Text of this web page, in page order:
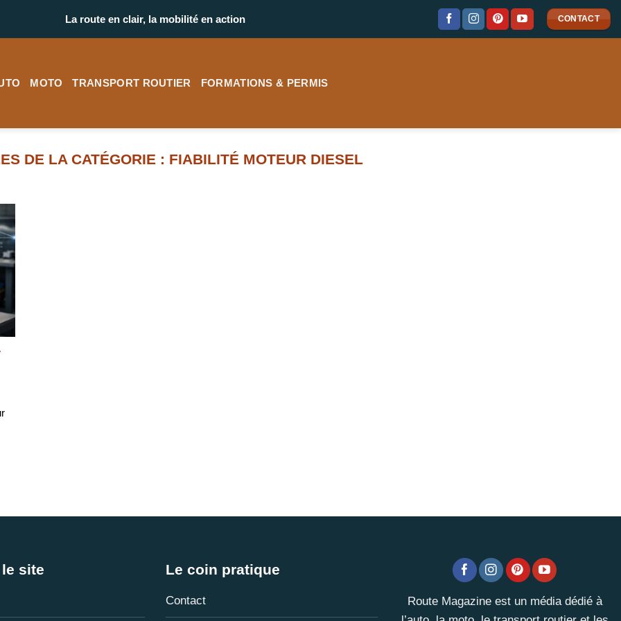
La route en clair, la mobilité en action CONTACT
MOTO TRANSPORT ROUTIER FORMATIONS & PERMIS
FIABILITÉ MOTEUR DIESEL
site Le coin pratique
Contact
Route Magazine est un média dédié à